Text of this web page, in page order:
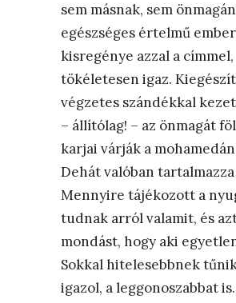
sem másnak, sem
egészséges értelmű
kisregénye azzal a
tökéletesen igaz.
végzetes szándékkal
– állítólag! – az önmagát
karjai várják a
Dehát valóban
Mennyire tájékozott a
tudnak arról valamit, és
mondást, hogy aki
Sokkal hitelesebbnek
igazol, a leggonoszabbat